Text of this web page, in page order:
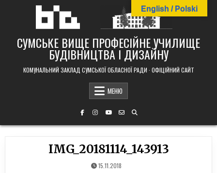
СУМСЬКЕ ВИЩЕ ПРОФЕСІЙНЕ УЧИЛИЩЕ
БУДІВНИЦТВА І ДИЗАЙНУ
КОМУНАЛЬНИЙ ЗАКЛАД СУМСЬКОЇ ОБЛАСНОЇ РАДИ · ОФІЦІЙНИЙ САЙТ
МЕНЮ
IMG_20181114_143913
15.11.2018
English / Polski